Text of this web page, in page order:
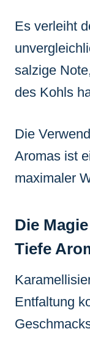
Es verleiht
salzige
des Kohls
Die
Aromas ist
maximaler
Die
Tiefe
Entfaltung